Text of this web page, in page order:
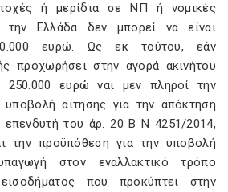
ή μερίδια σε ΝΠ ή νομικές
την Ελλάδα δεν μπορεί να είναι
ευρώ. Ως εκ τούτου, εάν
προχωρήσει στην αγορά ακινήτου
ευρώ ναι μεν πληροί την
αίτησης για την απόκτηση
επενδυτή του άρ. 20 Β Ν 4251/2014,
την προϋπόθεση για την υποβολή
στον εναλλακτικό τρόπο
που προκύπτει στην